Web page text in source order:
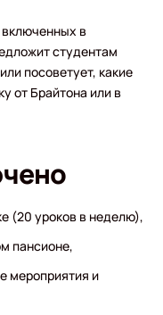
в
студентам
посоветует, какие
от Брайтона или в
(20 уроков в неделю),
пансионе,
мероприятия и